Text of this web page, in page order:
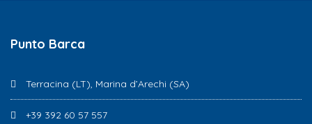
Punto Barca
Terracina (LT), Marina d’Arechi (SA)
+39 392 60 57 557